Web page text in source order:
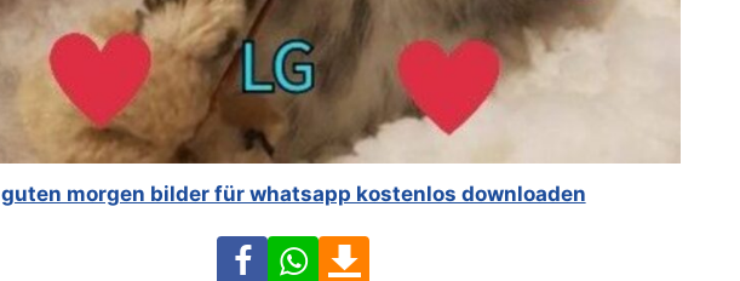
guten morgen bilder für whatsapp kostenlos downloaden
FacebookWhatsApp